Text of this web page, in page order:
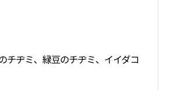
チヂミ、緑豆のチヂミ、イイダコ